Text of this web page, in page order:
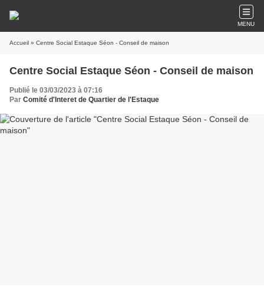
MENU
Accueil » Centre Social Estaque Séon - Conseil de maison
Centre Social Estaque Séon - Conseil de maison
Publié le 03/03/2023 à 07:16
Par Comité d'Interet de Quartier de l'Estaque